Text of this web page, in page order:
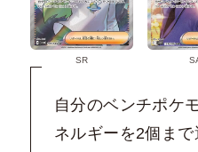
SR
自分のベンチポケ
ネルギーを2個ま